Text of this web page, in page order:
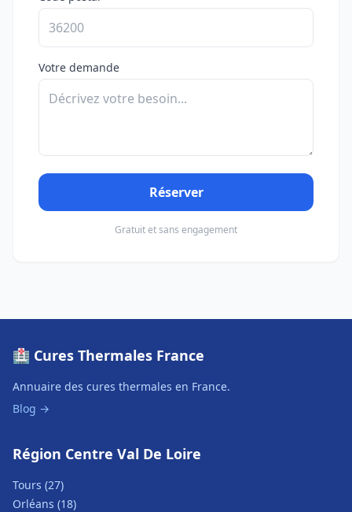
Votre demande
Réserver
Gratuit et sans engagement
🏥 Cures Thermales France
Annuaire des cures thermales en France.
Blog →
Région Centre Val De Loire
Tours (27)
Orléans (18)